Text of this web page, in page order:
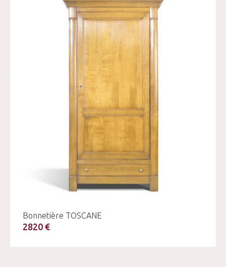
Bonnetière TOSCANE
2820 €